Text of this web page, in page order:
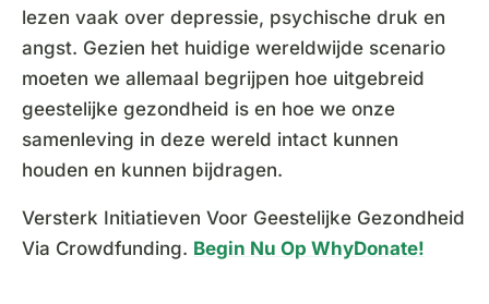
lezen vaak over depressie, psychische druk en
angst. Gezien het huidige wereldwijde scenario
moeten we allemaal begrijpen hoe uitgebreid
geestelijke gezondheid is en hoe we onze
samenleving in deze wereld intact kunnen
houden en kunnen bijdragen.
Versterk Initiatieven Voor Geestelijke Gezondheid
Via Crowdfunding. Begin Nu Op WhyDonate!